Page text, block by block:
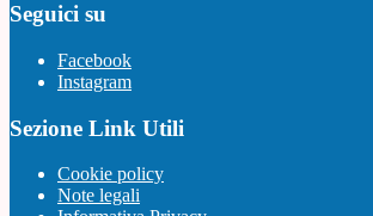
Seguici su
Facebook
Instagram
Sezione Link Utili
Cookie policy
Note legali